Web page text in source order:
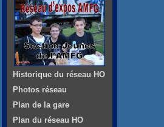
Historique du réseau HO
Photos réseau
Plan de la gare
Plan du réseau HO